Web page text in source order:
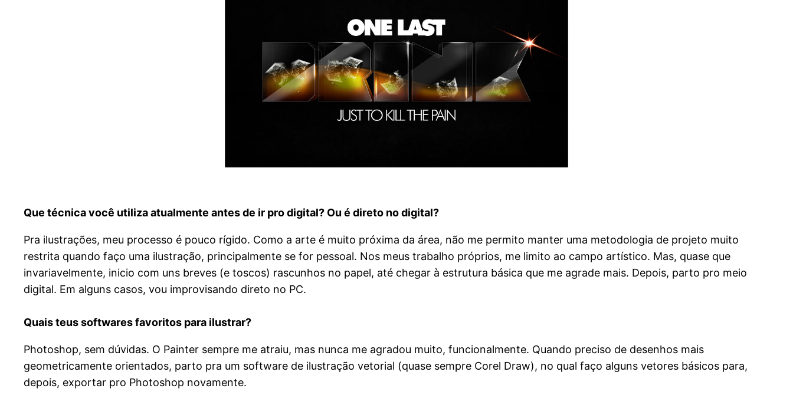
Que técnica você utiliza atualmente antes de ir pro digital? Ou é direto no digital?
Pra ilustrações, meu processo é pouco rígido. Como a arte é muito próxima da área, não me permito manter uma metodologia de projeto muito
restrita quando faço uma ilustração, principalmente se for pessoal. Nos meus trabalho próprios, me limito ao campo artístico. Mas, quase que
invariavelmente, inicio com uns breves (e toscos) rascunhos no papel, até chegar à estrutura básica que me agrade mais. Depois, parto pro meio
digital. Em alguns casos, vou improvisando direto no PC.
Quais teus softwares favoritos para ilustrar?
Photoshop, sem dúvidas. O Painter sempre me atraiu, mas nunca me agradou muito, funcionalmente. Quando preciso de desenhos mais
geometricamente orientados, parto pra um software de ilustração vetorial (quase sempre Corel Draw), no qual faço alguns vetores básicos para,
depois, exportar pro Photoshop novamente.